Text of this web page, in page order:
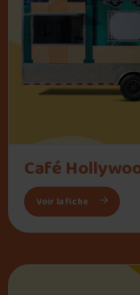
Café
Voir la fiche : Café